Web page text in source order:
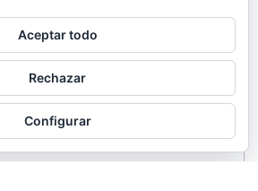
Aceptar todo
Rechazar
Configurar